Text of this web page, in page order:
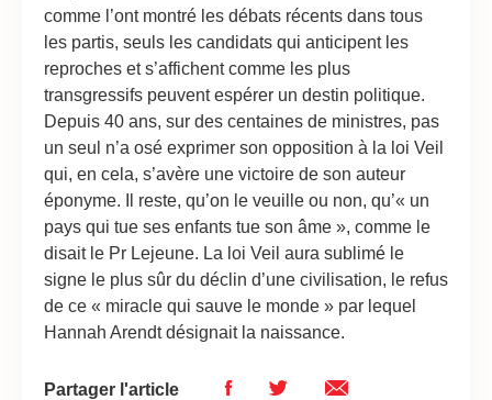
comme l’ont montré les débats récents dans tous
les partis, seuls les candidats qui anticipent les
reproches et s’affichent comme les plus
transgressifs peuvent espérer un destin politique.
Depuis 40 ans, sur des centaines de ministres, pas
un seul n’a osé exprimer son opposition à la loi Veil
qui, en cela, s’avère une victoire de son auteur
éponyme. Il reste, qu’on le veuille ou non, qu’« un
pays qui tue ses enfants tue son âme », comme le
disait le Pr Lejeune. La loi Veil aura sublimé le
signe le plus sûr du déclin d’une civilisation, le refus
de ce « miracle qui sauve le monde » par lequel
Hannah Arendt désignait la naissance.
Partager l'article